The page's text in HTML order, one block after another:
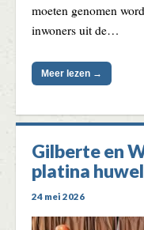
moeten genomen
inwoners uit de…
Meer lezen →
Gilberte en
platina
24 mei 2026